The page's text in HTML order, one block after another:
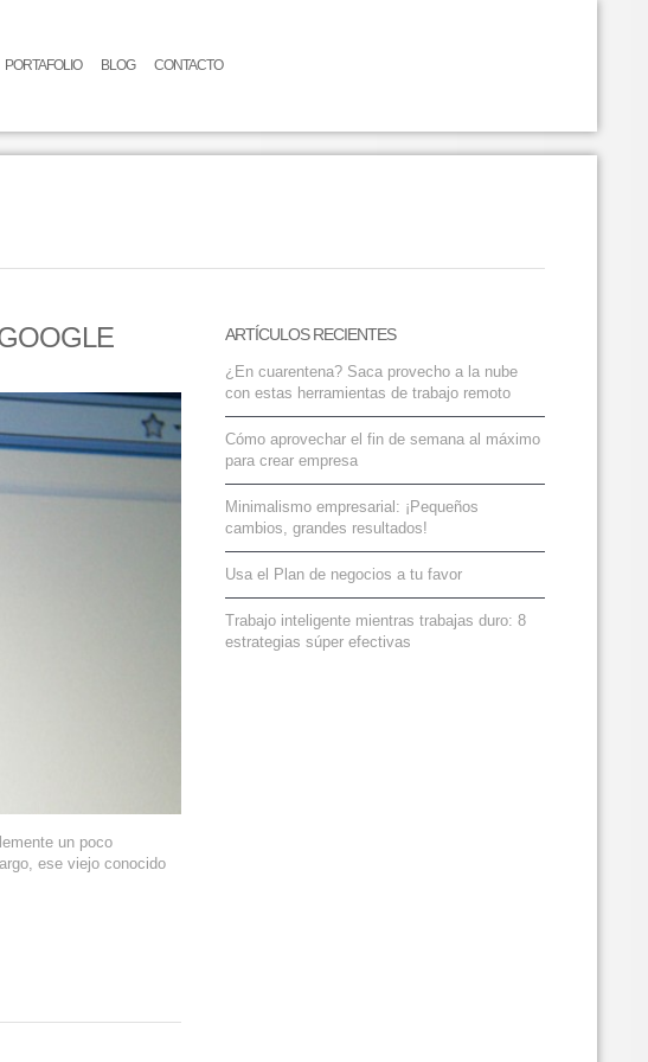
PORTAFOLIO BLOG CONTACTO
un poco
ese viejo conocido
ARTÍCULOS RECIENTES
¿En cuarentena? Saca provecho a la nube
con estas herramientas de trabajo remoto
Cómo aprovechar el fin de semana al máximo
para crear empresa
Minimalismo empresarial: ¡Pequeños
cambios, grandes resultados!
Usa el Plan de negocios a tu favor
Trabajo inteligente mientras trabajas duro: 8
estrategias súper efectivas